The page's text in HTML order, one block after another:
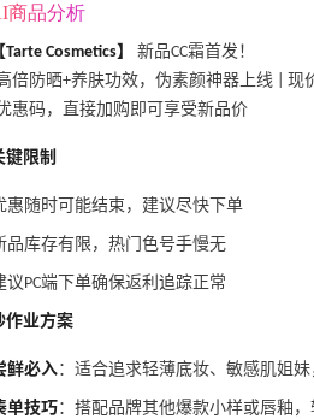
商品分析
Tarte Cosmetics】
新品CC霜首发！
倍防晒+养肤功效，伪素颜神器上线 | 现
惠码，直接加购即可享受新品价
键限制
惠随时可能结束，建议尽快下单
品库存有限，热门色号手慢无
议PC端下单确保返利追踪正常
作业方案
鲜必入：适合追求轻薄底妆、敏感肌姐
单技巧：搭配品牌其他爆款小样或唇釉
遇！满$150立省$50
满赠正装橘子眼霜+精华唇蜜等好礼
Bloomingdales：时尚热卖！入手珑骧、
每满$100返$25礼卡
Bloomingdales
Columbia Sportswear：夏季大促！哥